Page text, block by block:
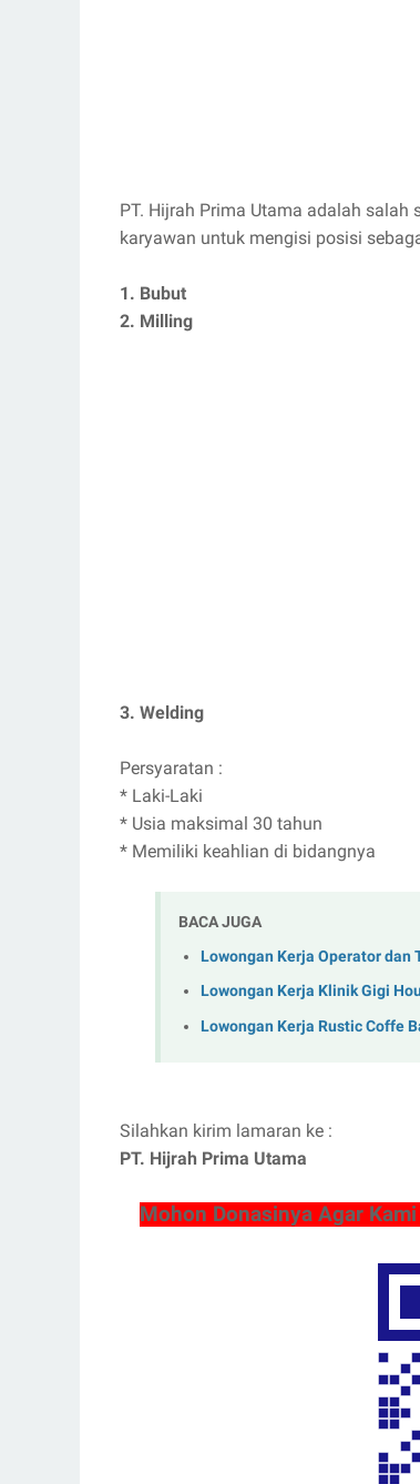
PT. Hijrah Prima Utama adalah
karyawan untuk mengisi posisi
1. Bubut
2. Milling
3. Welding
Persyaratan :
* Laki-Laki
* Usia maksimal 30 tahun
* Memiliki keahlian di bidangnya
BACA JUGA
Lowongan Kerja Operator dan
Lowongan Kerja Klinik Gigi
Lowongan Kerja Rustic Coffe
Silahkan kirim lamaran ke :
PT. Hijrah Prima Utama
Mohon Donasinya Agar